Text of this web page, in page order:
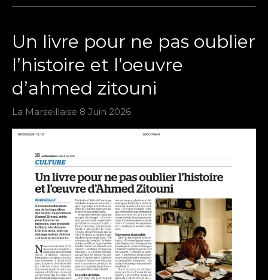
Un livre pour ne pas oublier
l’histoire et l’oeuvre
d’ahmed zitouni
La Marseillaise 8 Juin 2026